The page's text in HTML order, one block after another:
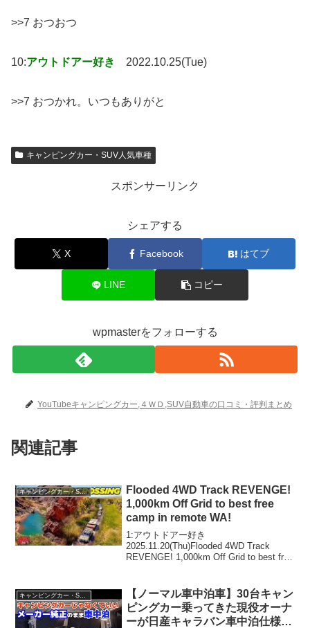
>>7 おつおつ
10:アウトドアー好き 2022.10.25(Tue)
>>7 おつかれ。いつもありがと
キャンピングカー・SUV人気車種
スポンサーリンク
シェアする
X Facebook はてブ
LINE コピー
wpmasterをフォローする
YouTubeキャンピングカー,４ＷＤ,SUV自動車の口コミ・評判まとめ
関連記事
キャンピングカー・SUV人気車種
Flooded 4WD Track REVENGE!
1,000km Off Grid to best free
camp in remote WA!
1:アウトドアー好き
2025.11.20(Thu)Flooded 4WD Track
REVENGE! 1,000km Off Grid to best free
【ノーマル車中泊車】30台キャン
ピングカー乗ってきた現役オーナ
ーが日産キャラバン車中泊仕様車